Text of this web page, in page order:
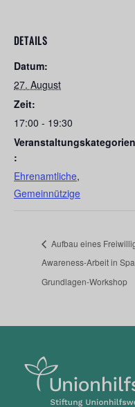
DETAILS
Datum:
27. August
Zeit:
17:00 - 19:30
Veranstaltungskategorien
:
Ehrenamtliche,
Gemeinnützige
Aufbau eines
Awareness-Arbeit in
Grundlagen-Workshop